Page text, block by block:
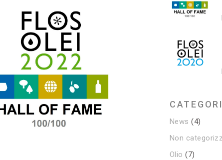
News (4)
Non
Olio (7)